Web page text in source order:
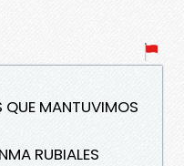
QUE MANTUVIMOS
RUBIALES